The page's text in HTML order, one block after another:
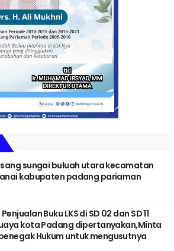
sungai buluah utara kecamatan
kabupaten padang pariaman
Buku LKS di SD 02 dan SD 11
kota Padang dipertanyakan,Minta
Hukum untuk mengusutnya